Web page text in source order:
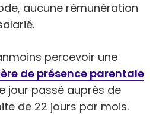
aucune rémunération
percevoir une
de présence parentale
jour passé auprès de
de 22 jours par mois.